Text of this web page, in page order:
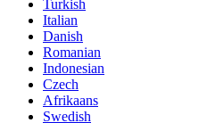
Turkish
Italian
Danish
Romanian
Indonesian
Czech
Afrikaans
Swedish